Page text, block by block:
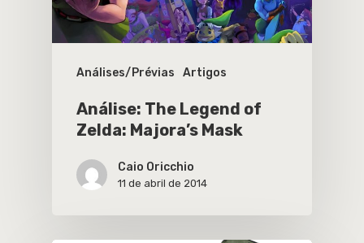
Análises/Prévias Artigos
Análise: The Legend of
Zelda: Majora’s Mask
Caio Oricchio
11 de abril de 2014